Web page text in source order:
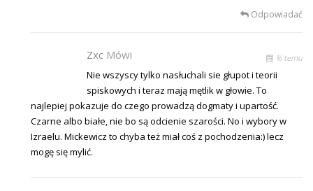
Odpowiadać
Zxc Mówi % temu
Nie wszyscy tylko nasłuchali sie głupot i teorii
spiskowych i teraz mają mętlik w głowie. To
najlepiej pokazuje do czego prowadzą dogmaty i upartość.
Czarne albo białe, nie bo są odcienie szarości. No i wybory w
Izraelu. Mickewicz to chyba też miał coś z pochodzenia:) lecz
mogę się mylić.